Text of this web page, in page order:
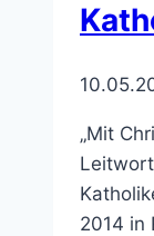
„Mit
2014 in